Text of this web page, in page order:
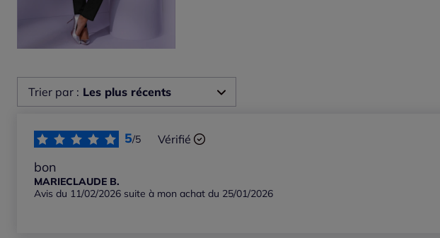
Trier par : Les plus récents
Les plus anciens
5/5 Vérifié
bon
MARIECLAUDE B.
Avis du 11/02/2026 suite à mon achat du 25/01/2026